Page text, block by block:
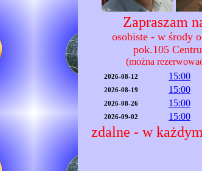
Zapraszam
osobiste - w środy
pok.105
(można
2026-08-12 15:00
2026-08-19 15:00
2026-08-26 15:00
2026-09-02 15:00
zdalne - w